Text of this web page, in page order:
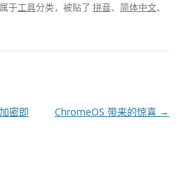
于工具分类，被贴了 拼音、 简体中文、
密即
ChromeOS 带来的惊喜 →